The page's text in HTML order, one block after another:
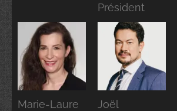
Président
Marie-Laure
Joël